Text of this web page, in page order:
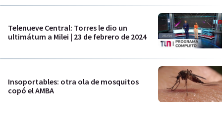
Telenueve Central: Torres le dio un
ultimátum a Milei | 23 de febrero de 2024
Insoportables: otra ola de mosquitos
copó el AMBA